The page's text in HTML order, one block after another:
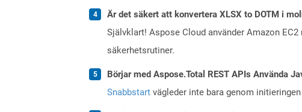
Är det säkert att konvertera XLSX to DOTM i
Självklart! Aspose Cloud använder Amazon
säkerhetsrutiner.
Börjar med Aspose.Total REST APIs Använda
Snabbstart vägleder inte bara genom